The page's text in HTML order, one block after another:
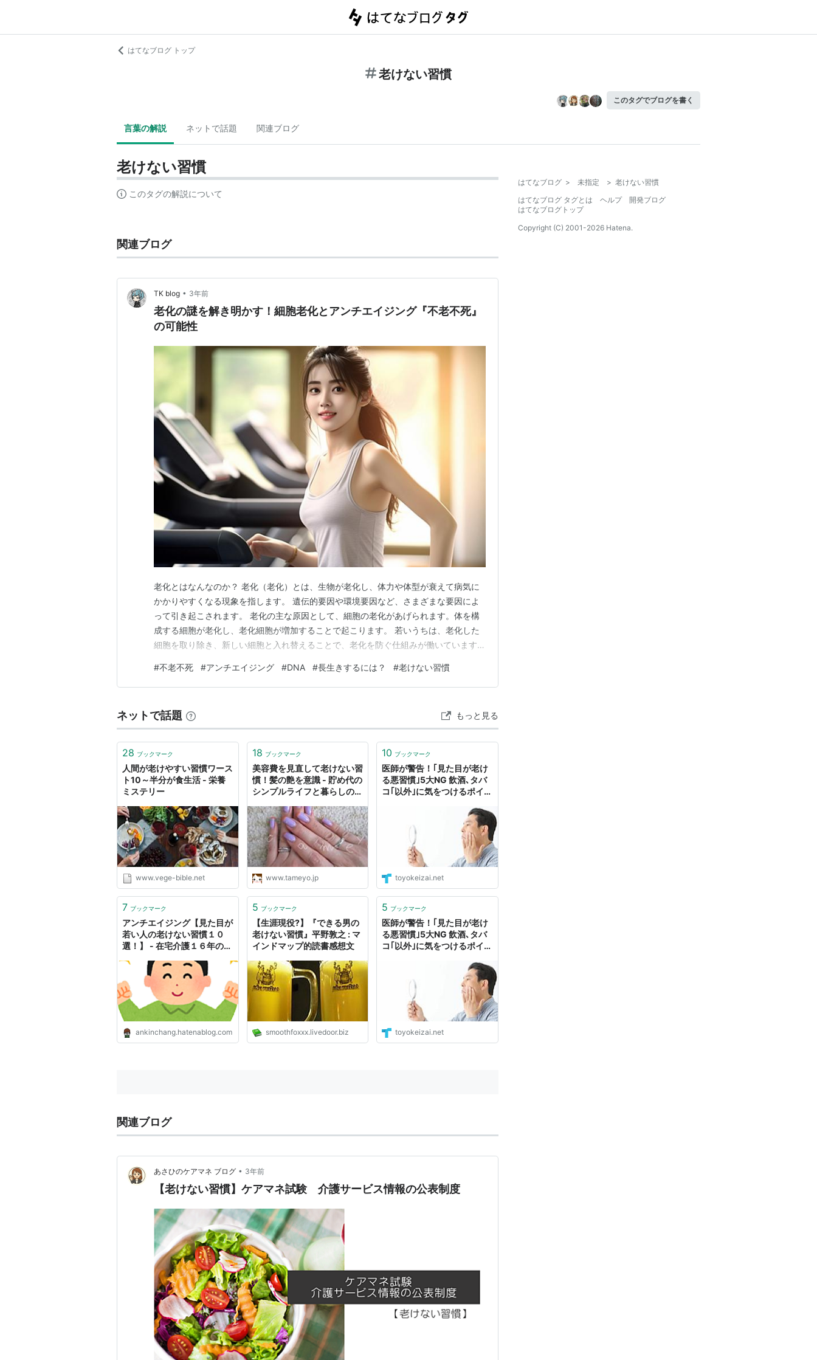
はてなブログ トップ
老けない習慣
このタグでブログを書く
言葉の解説 ネットで話題 関連ブログ
老けない習慣
このタグの解説について
関連ブログ
TK blog • 3年前
老化の謎を解き明かす！細胞老化とアンチエイジング『不老不死』
の可能性
老化とはなんなのか？ 老化（老化）とは、生物が老化し、体力や体型が衰えて病気に
かかりやすくなる現象を指します。 遺伝的要因や環境要因など、さまざまな要因によ
って引き起こされます。 老化の主な原因として、細胞の老化があげられます。体を構
成する細胞が老化し、老化細胞が増加することで起こります。 若いうちは、老化した
細胞を取り除き、新しい細胞と入れ替えることで、老化を防ぐ仕組みが働いています。
で、体の機能が徐々に低下していきます。 細胞の老化 老化の重要なポイントのひとつ
に、細胞の老化があります。 染色体の分裂には上限があ…
#不老不死 #アンチエイジング #DNA #長生きするには？ #老けない習慣
ネットで話題 もっと見る
28 ブックマーク
人間が老けやすい習慣ワース
ト10～半分が食生活 - 栄養
ミステリー
www.vege-bible.net
18 ブックマーク
美容費を見直して老けない習
慣！髪の艶を意識 - 貯め代の
シンプルライフと暮らしのヒ
www.tameyo.jp
10 ブックマーク
医師が警告！｢見た目が老け
る悪習慣｣5大NG 飲酒､タバ
コ｢以外｣に気をつけるポイン
toyokeizai.net
7 ブックマーク
アンチエイジング【見た目が
若い人の老けない習慣１０
選！】 - 在宅介護１６年の闘
ankinchang.hatenablog.com
5 ブックマーク
【生涯現役?】『できる男の
老けない習慣』平野敦之 : マ
インドマップ的読書感想文
smoothfoxxx.livedoor.biz
5 ブックマーク
医師が警告！｢見た目が老け
る悪習慣｣5大NG 飲酒､タバ
コ｢以外｣に気をつけるポイン
toyokeizai.net
関連ブログ
あさひのケアマネ ブログ • 3年前
【老けない習慣】ケアマネ試験 介護サービス情報の公表制度
はてなブログ > 未指定 > 老けない習慣
はてなブログ タグとは
ヘルプ
開発ブログ
はてなブログトップ
Copyright (C) 2001-2026 Hatena.